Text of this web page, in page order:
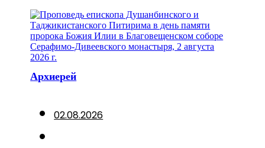
Архиерей
02.08.2026